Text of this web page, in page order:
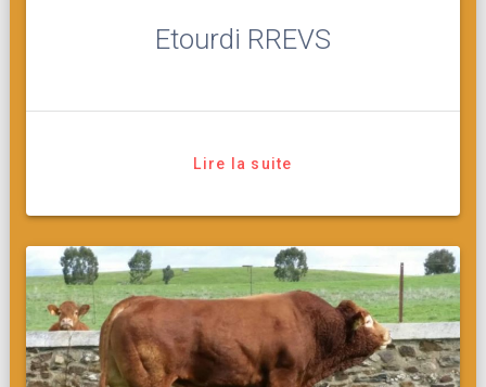
Etourdi RREVS
Lire la suite